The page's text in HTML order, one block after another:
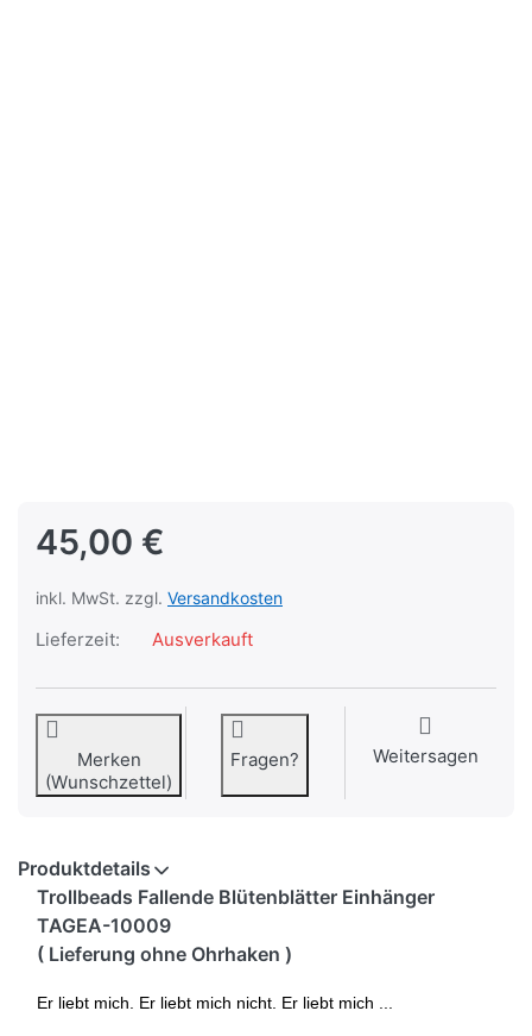
45,00 €
inkl. MwSt. zzgl. Versandkosten
Lieferzeit: Ausverkauft
Merken
(Wunschzettel)
Fragen? Weitersagen
Produktdetails
Trollbeads Fallende Blütenblätter Einhänger
TAGEA-10009
( Lieferung ohne Ohrhaken )
Er liebt mich. Er liebt mich nicht. Er liebt mich ...